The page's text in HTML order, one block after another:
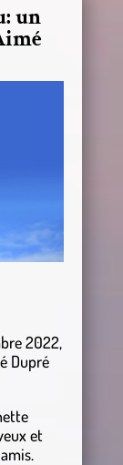
un
2022,
Dupré
et